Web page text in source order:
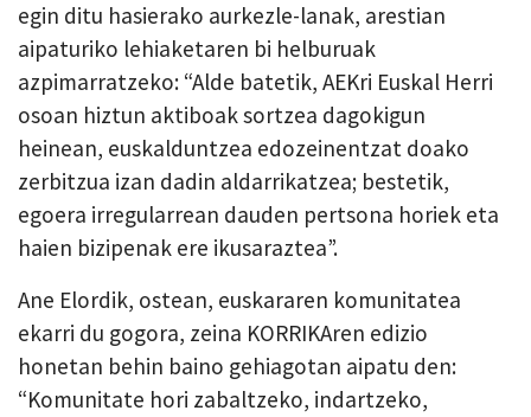
egin ditu hasierako aurkezle-lanak, arestian
aipaturiko lehiaketaren bi helburuak
azpimarratzeko: “Alde batetik, AEKri Euskal Herri
osoan hiztun aktiboak sortzea dagokigun
heinean, euskalduntzea edozeinentzat doako
zerbitzua izan dadin aldarrikatzea; bestetik,
egoera irregularrean dauden pertsona horiek eta
haien bizipenak ere ikusaraztea”.
Ane Elordik, ostean, euskararen komunitatea
ekarri du gogora, zeina KORRIKAren edizio
honetan behin baino gehiagotan aipatu den:
“Komunitate hori zabaltzeko, indartzeko,